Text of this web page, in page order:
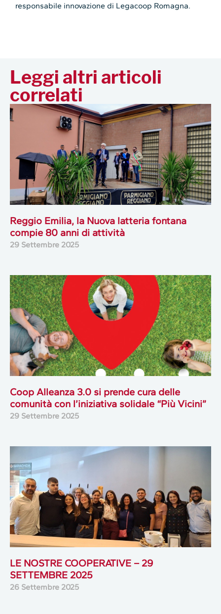
responsabile innovazione di Legacoop Romagna.
Leggi altri articoli
correlati
Reggio Emilia, la Nuova latteria fontana
compie 80 anni di attività
29 Settembre 2025
Coop Alleanza 3.0 si prende cura delle
comunità con l’iniziativa solidale “Più Vicini”
29 Settembre 2025
LE NOSTRE COOPERATIVE – 29
SETTEMBRE 2025
26 Settembre 2025